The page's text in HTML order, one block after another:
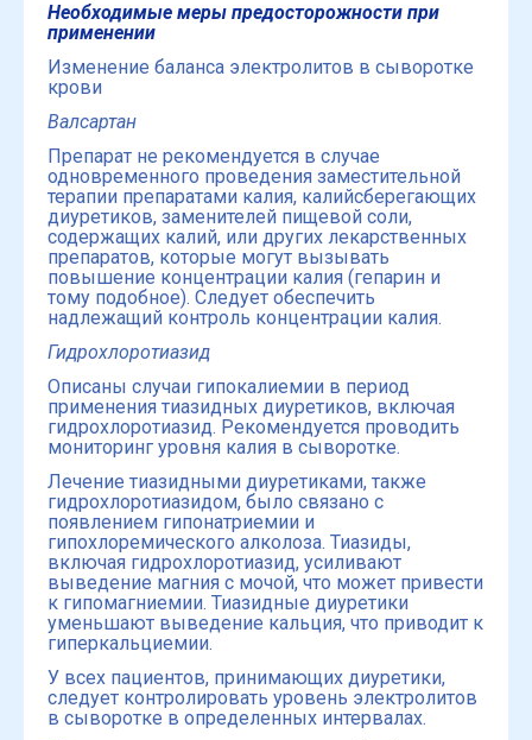
Необходимые меры предосторожности при
применении
Изменение баланса электролитов в сыворотке
крови
Валсартан
Препарат не рекомендуется в случае
одновременного проведения заместительной
терапии препаратами калия, калийсберегающих
диуретиков, заменителей пищевой соли,
содержащих калий, или других лекарственных
препаратов, которые могут вызывать
повышение концентрации калия (гепарин и
тому подобное). Следует обеспечить
надлежащий контроль концентрации калия.
Гидрохлоротиазид
Описаны случаи гипокалиемии в период
применения тиазидных диуретиков, включая
гидрохлоротиазид. Рекомендуется проводить
мониторинг уровня калия в сыворотке.
Лечение тиазидными диуретиками, также
гидрохлоротиазидом, было связано с
появлением гипонатриемии и
гипохлоремического алколоза. Тиазиды,
включая гидрохлоротиазид, усиливают
выведение магния с мочой, что может привести
к гипомагниемии. Тиазидные диуретики
уменьшают выведение кальция, что приводит к
гиперкальциемии.
У всех пациентов, принимающих диуретики,
следует контролировать уровень электролитов
в сыворотке в определенных интервалах.